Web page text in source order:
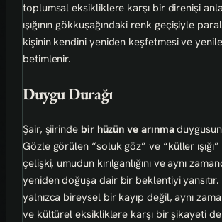
toplumsal eksikliklere karşı bir direnişi
ışığının gökkuşağındaki renk geçişiyle
kişinin kendini yeniden keşfetmesi ve
betimlenir.
Duygu Durağı
Şair, şiirinde bir hüzün ve arınma
Gözle görülen “soluk göz” ve “küller
çelişki, umudun kırılganlığını ve aynı
yeniden doğuşa dair bir beklentiyi yansıtır.
yalnızca bireysel bir kayıp değil, aynı
ve kültürel eksikliklere karşı bir şikayeti de